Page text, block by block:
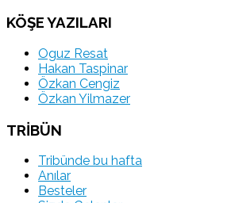
KÖŞE YAZILARI
Oguz Resat
Hakan Taspinar
Özkan Cengiz
Özkan Yilmazer
TRİBÜN
Tribünde bu hafta
Anılar
Besteler